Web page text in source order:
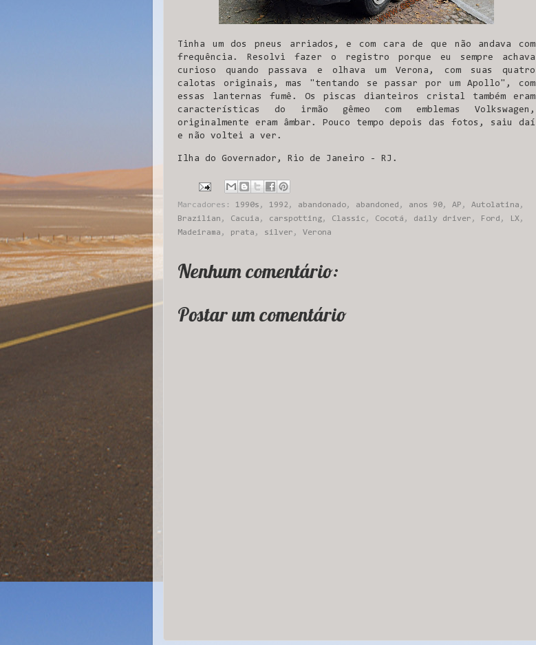
Tinha um dos pneus arriados, e com cara de que não andava com
frequência. Resolvi fazer o registro porque eu sempre achava
curioso quando passava e olhava um Verona, com suas quatro
calotas originais, mas "tentando se passar por um Apollo", com
essas lanternas fumê. Os piscas dianteiros cristal também eram
características do irmão gêmeo com emblemas Volkswagen,
originalmente eram âmbar. Pouco tempo depois das fotos, saiu daí
e não voltei a ver.
Ilha do Governador, Rio de Janeiro - RJ.
Marcadores: 1990s , 1992, abandonado, abandoned , anos 90, AP , Autolatina ,
Brazilian , Cacuia , carspotting, Classic , Cocotá , daily driver , Ford , LX,
Madeirama , prata , silver , Verona
Nenhum comentário:
Postar um comentário